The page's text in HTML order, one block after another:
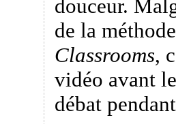
douceur.
de la
Classrooms,
vidéo avant
débat